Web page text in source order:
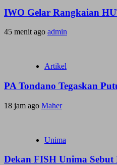
IWO Gelar Rangkaian
45 menit ago admin
Artikel
PA Tondano Tegaskan
18 jam ago Maher
Unima
Dekan FISH Unima